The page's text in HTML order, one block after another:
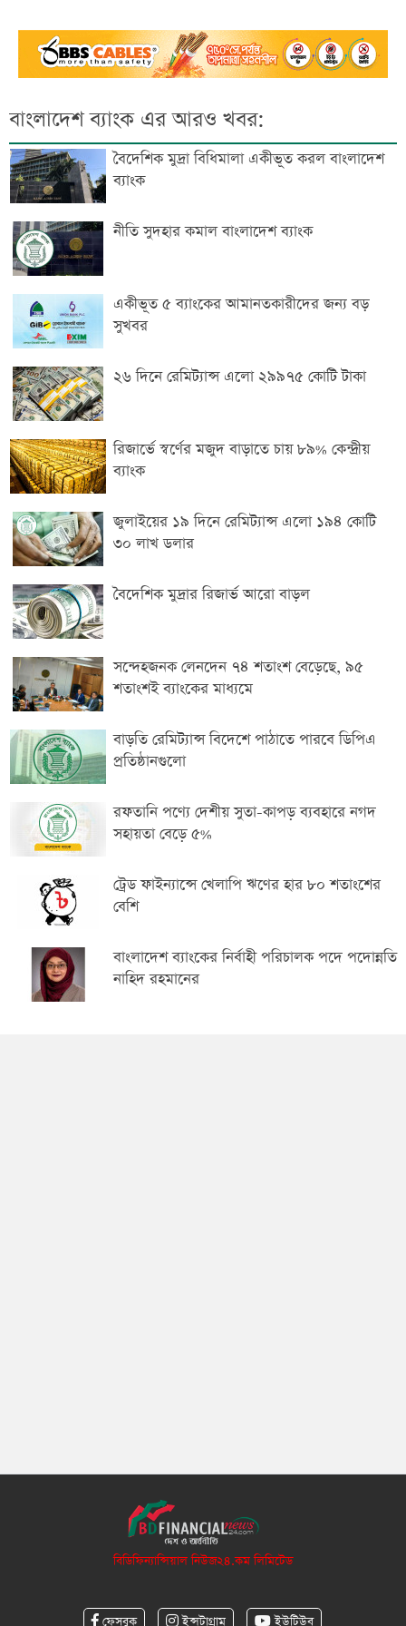
বাংলাদেশ ব্যাংক এর আরও খবর:
বৈদেশিক মুদ্রা বিধিমালা একীভূত করল বাংলাদেশ
ব্যাংক
নীতি সুদহার কমাল বাংলাদেশ ব্যাংক
একীভূত ৫ ব্যাংকের আমানতকারীদের জন্য বড়
সুখবর
২৬ দিনে রেমিট্যান্স এলো ২৯৯৭৫ কোটি টাকা
রিজার্ভে স্বর্ণের মজুদ বাড়াতে চায় ৮৯% কেন্দ্রীয়
ব্যাংক
জুলাইয়ের ১৯ দিনে রেমিট্যান্স এলো ১৯৪ কোটি
৩০ লাখ ডলার
বৈদেশিক মুদ্রার রিজার্ভ আরো বাড়ল
সন্দেহজনক লেনদেন ৭৪ শতাংশ বেড়েছে, ৯৫
শতাংশ‌ই ব্যাংকের মাধ্যমে
বাড়তি রেমিট্যান্স বিদেশে পাঠাতে পারবে ডিপিএ
প্রতিষ্ঠানগুলো
রফতানি পণ্যে দেশীয় সুতা-কাপড় ব্যবহারে নগদ
সহায়তা বেড়ে ৫%
ট্রেড ফাইন্যান্সে খেলাপি ঋণের হার ৮০ শতাংশের
বেশি
বাংলাদেশ ব্যাংকের নির্বাহী পরিচালক পদে পদোন্নতি
নাহিদ রহমানের
বিডিফিন্যান্সিয়াল নিউজ২৪.কম লিমিটেড
ফেসবুক ইন্সটাগ্রাম ইউটিউব